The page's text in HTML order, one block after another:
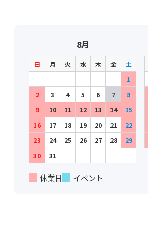
8月
日 月 火 水 木 金
土
1
2
3 4 5 6 7
8
9
10 11 12 13 14
15
16
17 18 19 20 21
22
23
24 25 26 27 28
29
30
31
休業日 イベント